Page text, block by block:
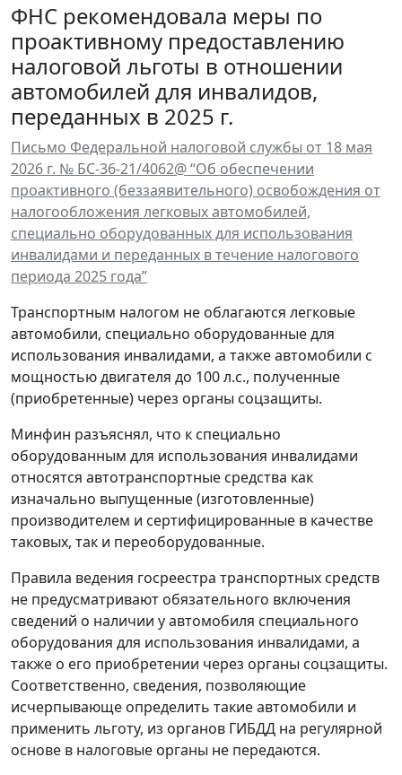
ФНС рекомендовала меры по
проактивному предоставлению
налоговой льготы в отношении
автомобилей для инвалидов,
переданных в 2025 г.
Письмо Федеральной налоговой службы от 18 мая
2026 г. № БС-36-21/4062@ “Об обеспечении
проактивного (беззаявительного) освобождения от
налогообложения легковых автомобилей,
специально оборудованных для использования
инвалидами и переданных в течение налогового
периода 2025 года”
Транспортным налогом не облагаются легковые
автомобили, специально оборудованные для
использования инвалидами, а также автомобили с
мощностью двигателя до 100 л.с., полученные
(приобретенные) через органы соцзащиты.
Минфин разъяснял, что к специально
оборудованным для использования инвалидами
относятся автотранспортные средства как
изначально выпущенные (изготовленные)
производителем и сертифицированные в качестве
таковых, так и переоборудованные.
Правила ведения госреестра транспортных средств
не предусматривают обязательного включения
сведений о наличии у автомобиля специального
оборудования для использования инвалидами, а
также о его приобретении через органы соцзащиты.
Соответственно, сведения, позволяющие
исчерпывающе определить такие автомобили и
применить льготу, из органов ГИБДД на регулярной
основе в налоговые органы не передаются.